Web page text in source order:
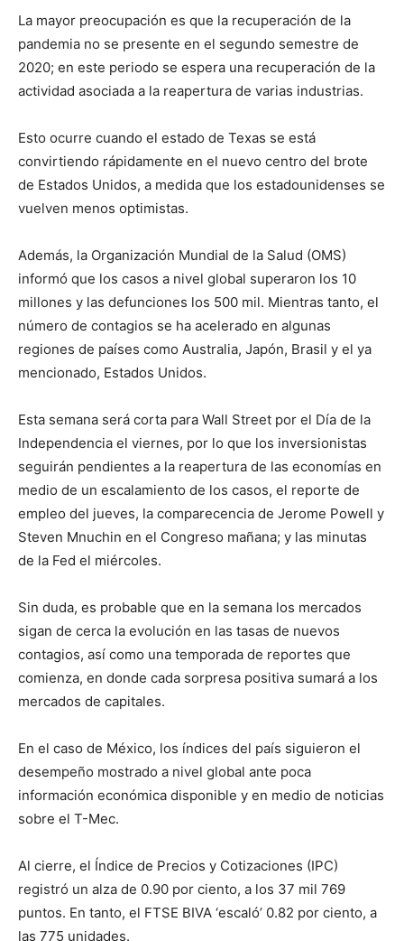
La mayor preocupación es que la recuperación de la
pandemia no se presente en el segundo semestre de
2020; en este periodo se espera una recuperación de la
actividad asociada a la reapertura de varias industrias.
Esto ocurre cuando el estado de Texas se está
convirtiendo rápidamente en el nuevo centro del brote
de Estados Unidos, a medida que los estadounidenses se
vuelven menos optimistas.
Además, la Organización Mundial de la Salud (OMS)
informó que los casos a nivel global superaron los 10
millones y las defunciones los 500 mil. Mientras tanto, el
número de contagios se ha acelerado en algunas
regiones de países como Australia, Japón, Brasil y el ya
mencionado, Estados Unidos.
Esta semana será corta para Wall Street por el Día de la
Independencia el viernes, por lo que los inversionistas
seguirán pendientes a la reapertura de las economías en
medio de un escalamiento de los casos, el reporte de
empleo del jueves, la comparecencia de Jerome Powell y
Steven Mnuchin en el Congreso mañana; y las minutas
de la Fed el miércoles.
Sin duda, es probable que en la semana los mercados
sigan de cerca la evolución en las tasas de nuevos
contagios, así como una temporada de reportes que
comienza, en donde cada sorpresa positiva sumará a los
mercados de capitales.
En el caso de México, los índices del país siguieron el
desempeño mostrado a nivel global ante poca
información económica disponible y en medio de noticias
sobre el T-Mec.
Al cierre, el Índice de Precios y Cotizaciones (IPC)
registró un alza de 0.90 por ciento, a los 37 mil 769
puntos. En tanto, el FTSE BIVA ‘escaló’ 0.82 por ciento, a
las 775 unidades.